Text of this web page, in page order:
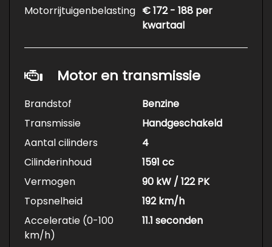
Motorrijtuigenbelasting € 172 - 188 per
kwartaal
Motor en transmissie
Brandstof
Benzine
Transmissie
Handgeschakeld
Aantal cilinders
4
Cilinderinhoud
1591 cc
Vermogen
90 kW / 122 PK
Topsnelheid
192 km/h
Acceleratie (0-100
km/h)
11.1 seconden